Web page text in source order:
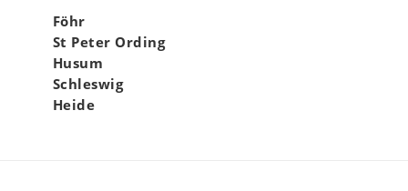
Föhr
St Peter Ording
Husum
Schleswig
Heide